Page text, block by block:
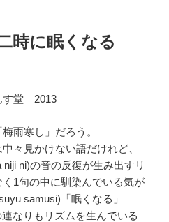
時に眠くなる
す堂 2013
雨寒し」だろう。
々見かけない語だけれど、
niji ni)の音の反復が生み出すリ
1句の中に馴染んでいる気が
samusi)「眠くなる」
なりもリズムを生んでいる